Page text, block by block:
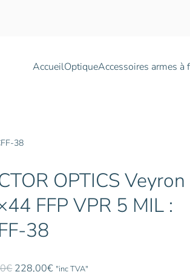
AccueilOptiqueAccessoires armes à
38
OPTICS
FFP VPR 5 MIL :
38
€ Le
228,00€Le
"inc TVA"